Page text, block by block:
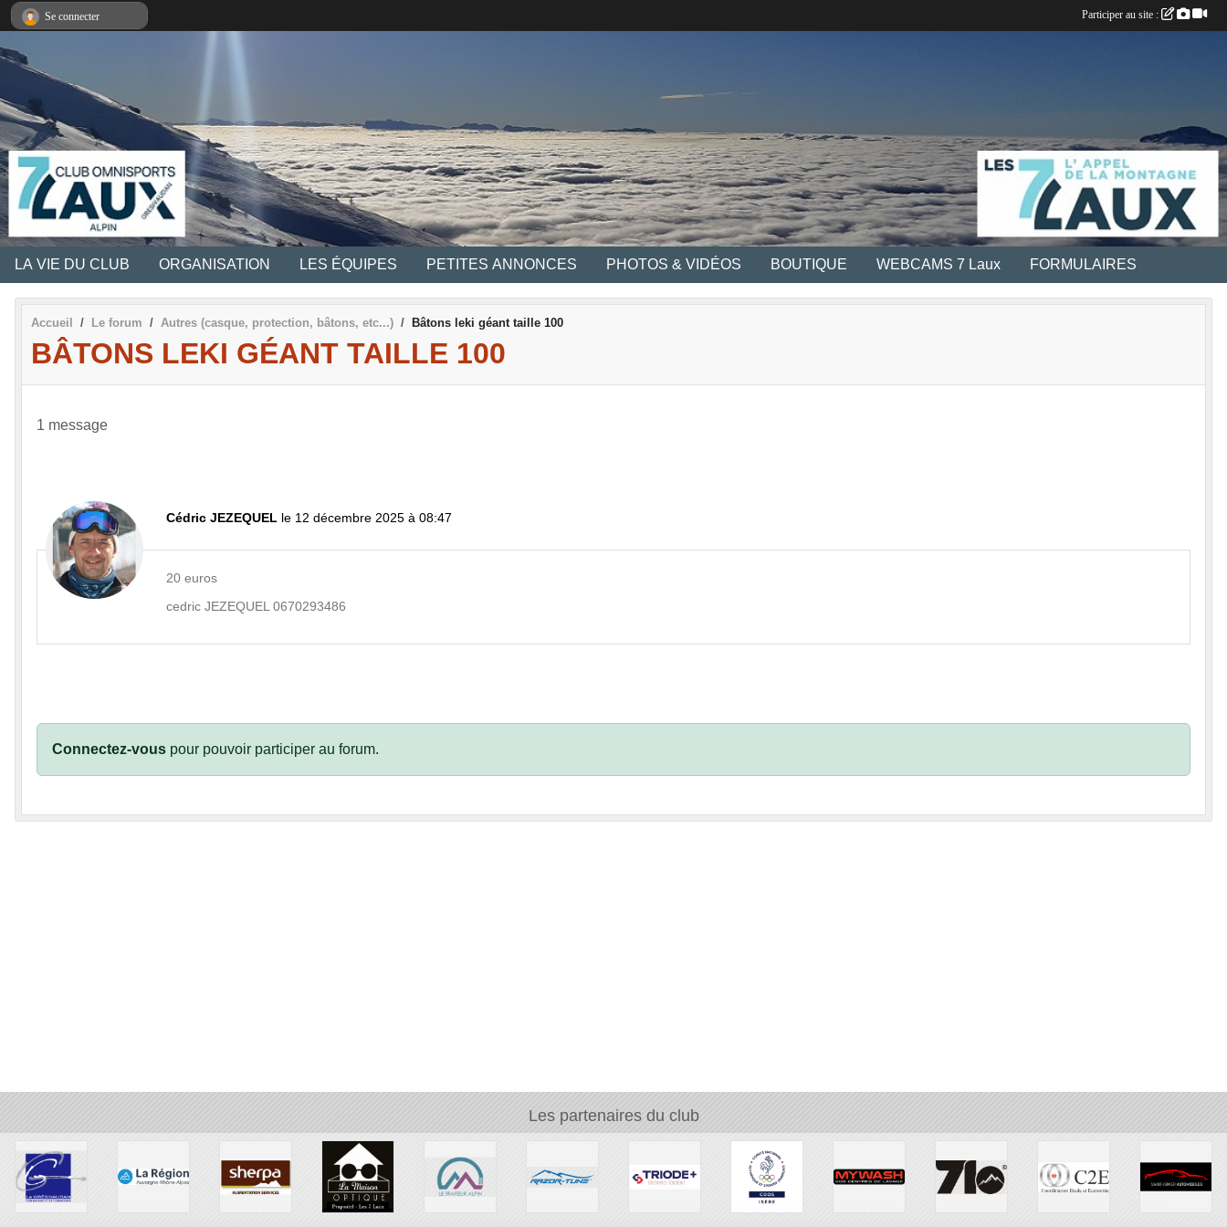
LA VIE DU CLUB ORGANISATION LES ÉQUIPES PETITES ANNONCES PHOTOS & VIDÉOS BOUTIQUE WEBCAMS 7 Laux FORMULAIRES
Accueil Le forum Autres (casque, protection, bâtons, etc...) Bâtons leki géant taille 100
BÂTONS LEKI GÉANT TAILLE 100
1 message
Cédric JEZEQUEL le 12 décembre 2025 à 08:47
20 euros
cedric JEZEQUEL 0670293486
Connectez-vous pour pouvoir participer au forum.
Les partenaires du club
Se connecter Participer au site :
Panneau de gestion des cookies